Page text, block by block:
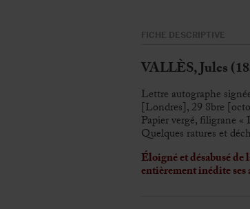
FICHE DESCRIPTIVE
VALLÈS, Jules
Lettre autographe
[Londres], 29 8bre
Papier vergé, filigrane «
Quelques ratures et
Éloignéet désabusé
entièrement inédite